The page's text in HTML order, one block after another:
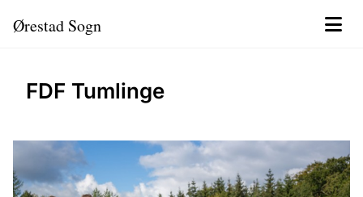
Ørestad Sogn
FDF Tumlinge